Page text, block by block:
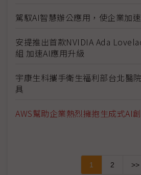
駕馭AI智慧辦公應用，使企業加
安提推出首款NVIDIA Ada
組 加速AI應用升級
宇康生科攜手衛生福利部台北醫
具
AWS幫助企業熱烈擁抱生成式AI
1 2 >>